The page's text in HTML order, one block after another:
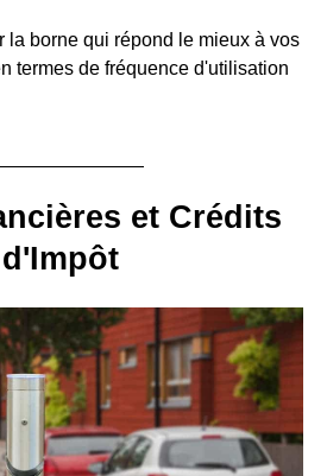
la borne qui répond le mieux à vos
termes de fréquence d'utilisation
et Crédits
d'Impôt